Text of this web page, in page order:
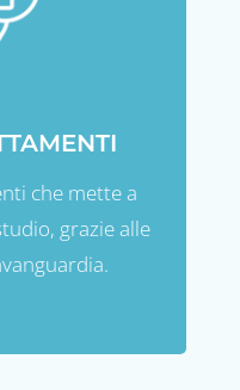
che mette a
grazie alle